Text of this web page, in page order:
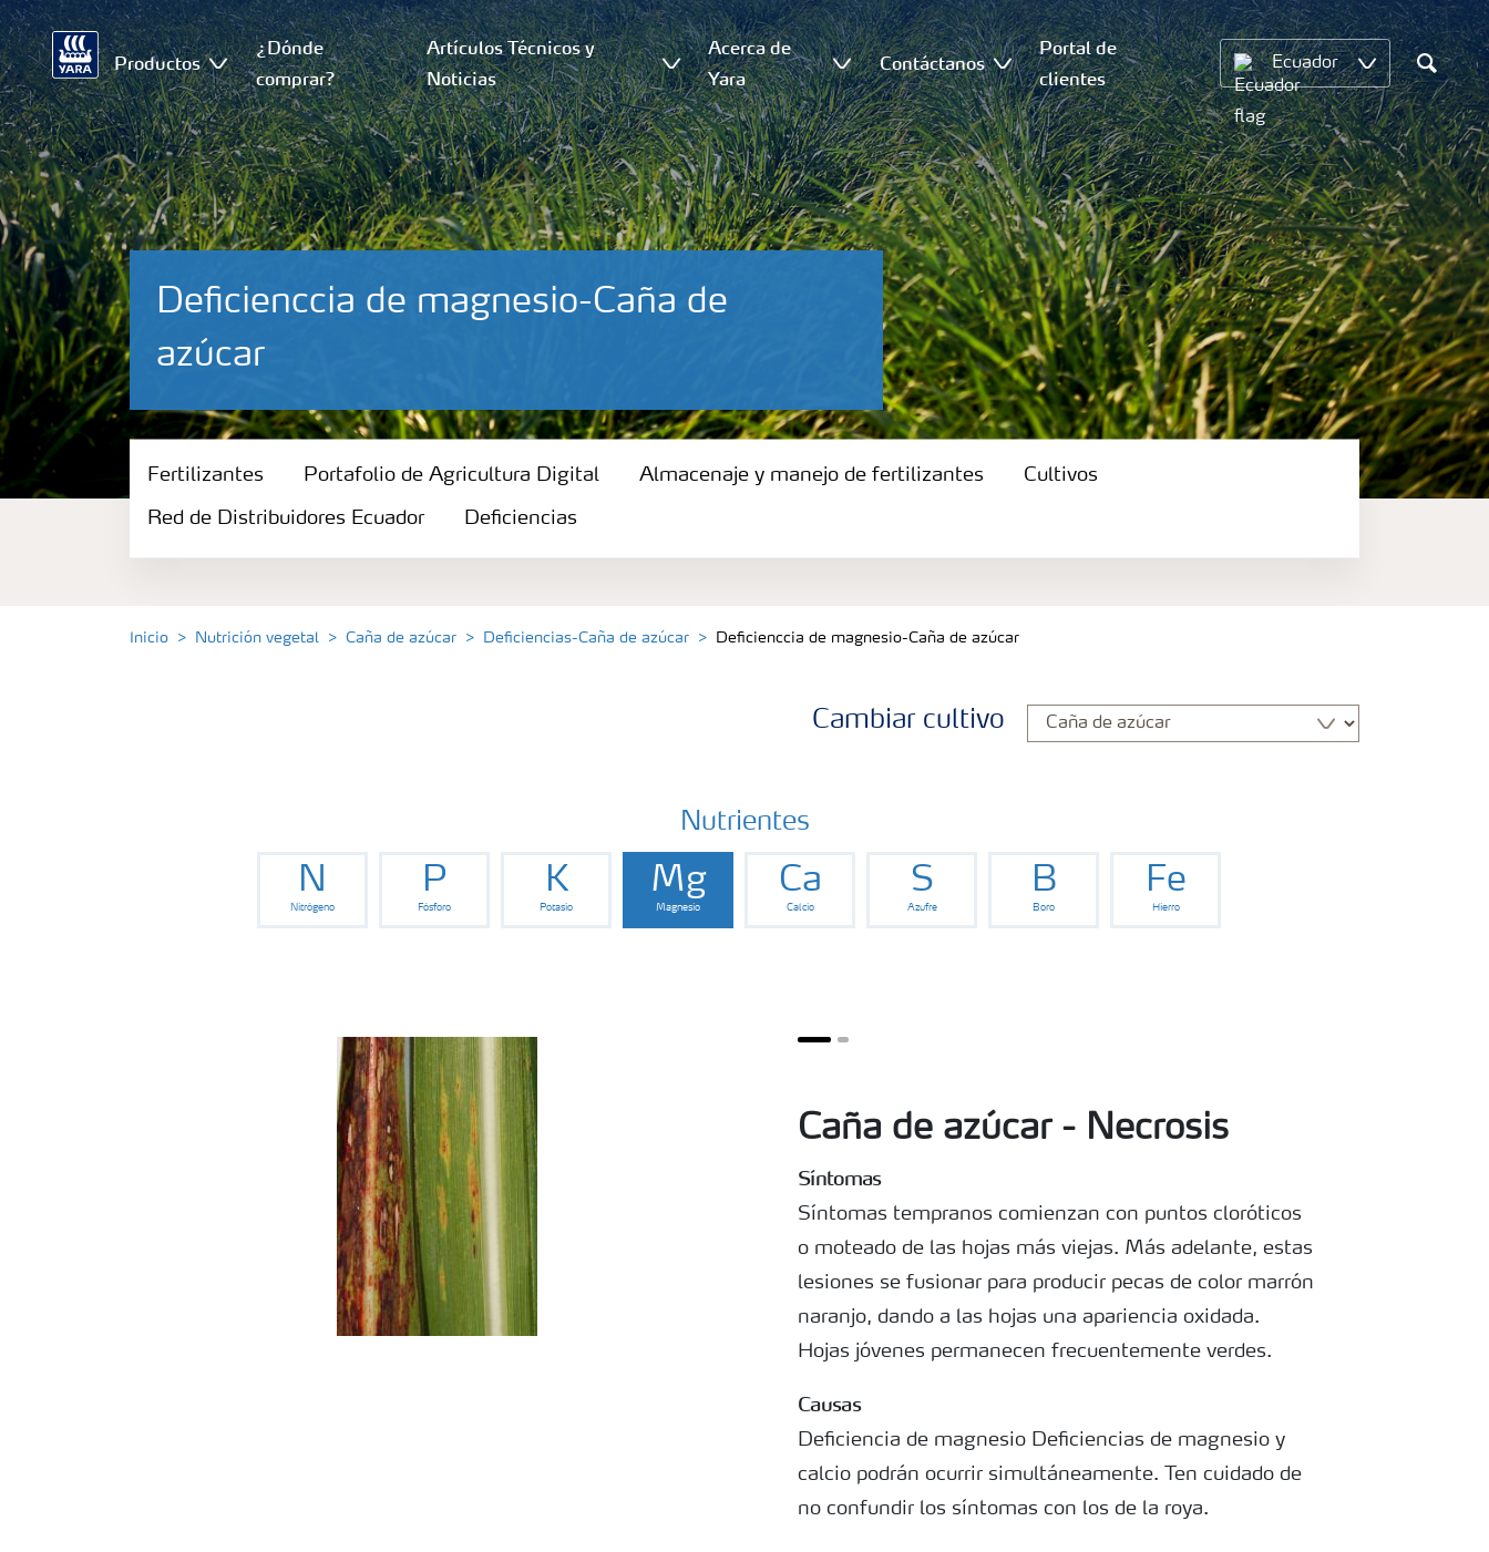
Productos
¿Dónde
comprar?
Artículos Técnicos y
Noticias
Acerca de
Yara
Contáctanos
Portal de
clientes
Ecuador
Search
Deficienccia de magnesio-Caña de
azúcar
Fertilizantes
Portafolio de Agricultura Digital
Fertilizantes Portafolio de Agricultura Digital Almacenaje y manejo de fertilizantes Cultivos
Red de Distribuidores Ecuador Deficiencias
Inicio Nutrición vegetal Caña de azúcar Deficiencias-Caña de azúcar Deficienccia de magnesio-Caña de azúcar
Cambiar cultivo
Nutrientes
N
Nitrógeno
P
Fósforo
K
Potasio
Mg
Magnesio
Ca
Calcio
S
Azufre
B
Boro
Fe
Hierro
Caña de azúcar - Necrosis
Síntomas
Síntomas tempranos comienzan con puntos cloróticos
o moteado de las hojas más viejas. Más adelante, estas
lesiones se fusionar para producir pecas de color marrón
naranjo, dando a las hojas una apariencia oxidada.
Hojas jóvenes permanecen frecuentemente verdes.
Causas
Deficiencia de magnesio Deficiencias de magnesio y
calcio podrán ocurrir simultáneamente. Ten cuidado de
no confundir los síntomas con los de la roya.